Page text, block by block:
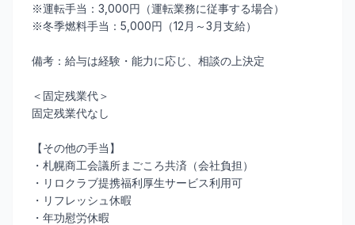
※運転手当：3,000円（運転業務に従事する場合）
※冬季燃料手当：5,000円（12月～3月支給）
備考：給与は経験・能力に応じ、相談の上決定
＜固定残業代＞
固定残業代なし
【その他の手当】
・札幌商工会議所まごころ共済（会社負担）
・リロクラブ提携福利厚生サービス利用可
・リフレッシュ休暇
・年功慰労休暇